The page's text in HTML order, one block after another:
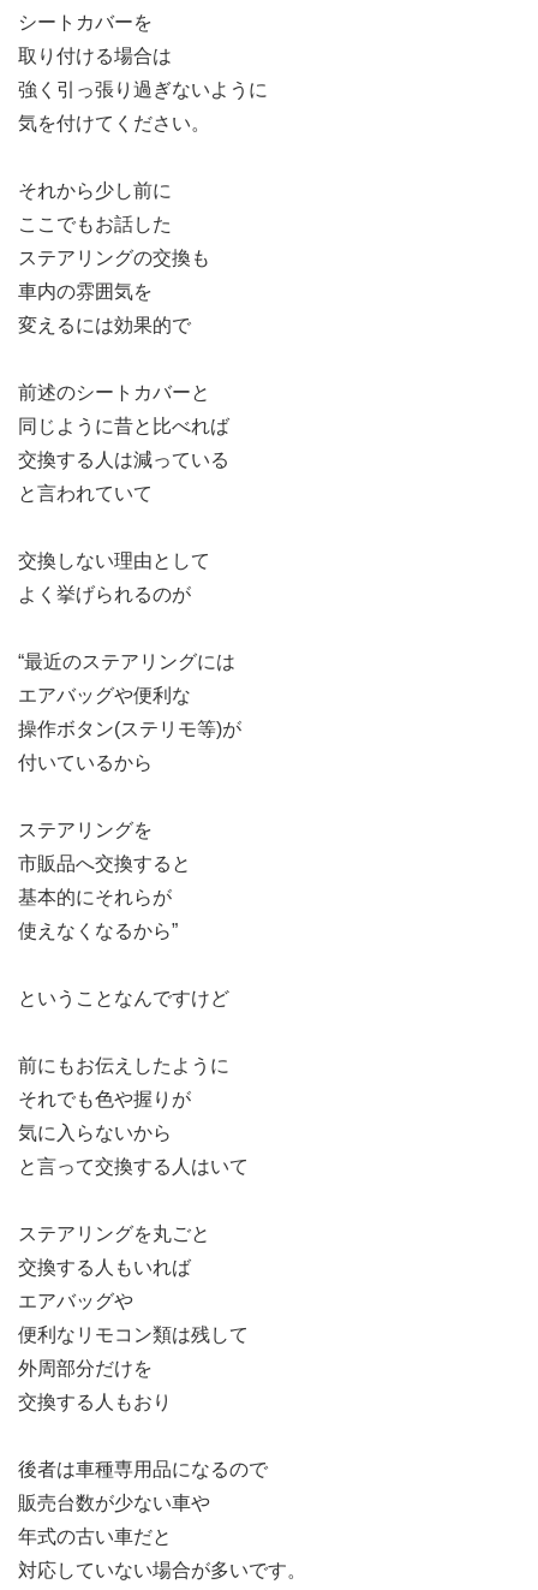
シートカバーを
取り付ける場合は
強く引っ張り過ぎないように
気を付けてください。
それから少し前に
ここでもお話した
ステアリングの交換も
車内の雰囲気を
変えるには効果的で
前述のシートカバーと
同じように昔と比べれば
交換する人は減っている
と言われていて
交換しない理由として
よく挙げられるのが
“最近のステアリングには
エアバッグや便利な
操作ボタン(ステリモ等)が
付いているから
ステアリングを
市販品へ交換すると
基本的にそれらが
使えなくなるから”
ということなんですけど
前にもお伝えしたように
それでも色や握りが
気に入らないから
と言って交換する人はいて
ステアリングを丸ごと
交換する人もいれば
エアバッグや
便利なリモコン類は残して
外周部分だけを
交換する人もおり
後者は車種専用品になるので
販売台数が少ない車や
年式の古い車だと
対応していない場合が多いです。